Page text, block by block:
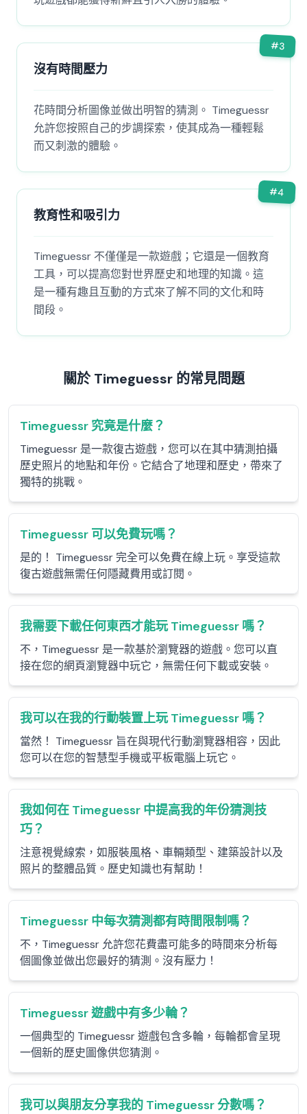
#3
沒有時間壓力
花時間分析圖像並做出明智的猜測。 Timeguessr
允許您按照自己的步調探索，使其成為一種輕鬆
而又刺激的體驗。
#4
教育性和吸引力
Timeguessr 不僅僅是一款遊戲；它還是一個教育
工具，可以提高您對世界歷史和地理的知識。這
是一種有趣且互動的方式來了解不同的文化和時
間段。
關於 Timeguessr 的常見問題
Timeguessr 究竟是什麼？
Timeguessr 是一款復古遊戲，您可以在其中猜測拍攝
歷史照片的地點和年份。它結合了地理和歷史，帶來了
獨特的挑戰。
Timeguessr 可以免費玩嗎？
是的！ Timeguessr 完全可以免費在線上玩。享受這款
復古遊戲無需任何隱藏費用或訂閱。
我需要下載任何東西才能玩 Timeguessr 嗎？
不，Timeguessr 是一款基於瀏覽器的遊戲。您可以直
接在您的網頁瀏覽器中玩它，無需任何下載或安裝。
我可以在我的行動裝置上玩 Timeguessr 嗎？
當然！ Timeguessr 旨在與現代行動瀏覽器相容，因此
您可以在您的智慧型手機或平板電腦上玩它。
我如何在 Timeguessr 中提高我的年份猜測技
巧？
注意視覺線索，如服裝風格、車輛類型、建築設計以及
照片的整體品質。歷史知識也有幫助！
Timeguessr 中每次猜測都有時間限制嗎？
不，Timeguessr 允許您花費盡可能多的時間來分析每
個圖像並做出您最好的猜測。沒有壓力！
Timeguessr 遊戲中有多少輪？
一個典型的 Timeguessr 遊戲包含多輪，每輪都會呈現
一個新的歷史圖像供您猜測。
我可以與朋友分享我的 Timeguessr 分數嗎？